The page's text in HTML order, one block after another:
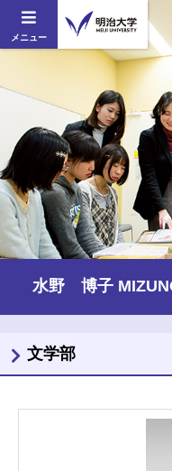
メニュー
水野 博子
文学部